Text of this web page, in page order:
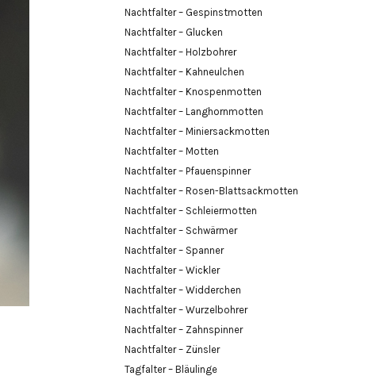
Nachtfalter – Gespinstmotten
Nachtfalter – Glucken
Nachtfalter – Holzbohrer
Nachtfalter – Kahneulchen
Nachtfalter – Knospenmotten
Nachtfalter – Langhornmotten
Nachtfalter – Miniersackmotten
Nachtfalter – Motten
Nachtfalter – Pfauenspinner
Nachtfalter – Rosen-Blattsackmotten
Nachtfalter – Schleiermotten
Nachtfalter – Schwärmer
Nachtfalter – Spanner
Nachtfalter – Wickler
Nachtfalter – Widderchen
Nachtfalter – Wurzelbohrer
Nachtfalter – Zahnspinner
Nachtfalter – Zünsler
Tagfalter – Bläulinge